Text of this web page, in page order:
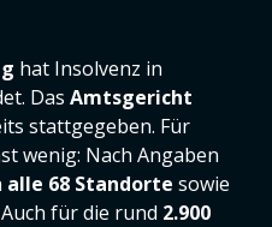
hat Insolvenz in
Das Amtsgericht
stattgegeben. Für
wenig: Nach Angaben
alle 68 Standorte sowie
für die rund 2.900